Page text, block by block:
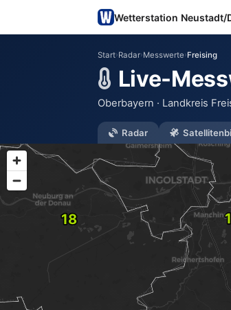
Wetterstation Neustadt/
Start›Radar›Messwerte›Freising
Live-
Oberbayern · Landkreis
Radar